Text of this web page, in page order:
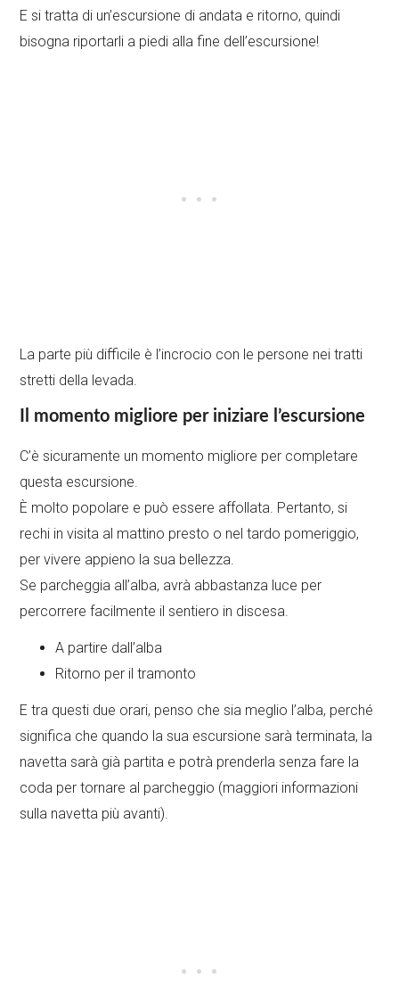
E si tratta di un’escursione di andata e ritorno, quindi
bisogna riportarli a piedi alla fine dell’escursione!
La parte più difficile è l’incrocio con le persone nei tratti
stretti della levada.
Il momento migliore per iniziare l’escursione
C’è sicuramente un momento migliore per completare
questa escursione.
È molto popolare e può essere affollata. Pertanto, si
rechi in visita al mattino presto o nel tardo pomeriggio,
per vivere appieno la sua bellezza.
Se parcheggia all’alba, avrà abbastanza luce per
percorrere facilmente il sentiero in discesa.
A partire dall’alba
Ritorno per il tramonto
E tra questi due orari, penso che sia meglio l’alba, perché
significa che quando la sua escursione sarà terminata, la
navetta sarà già partita e potrà prenderla senza fare la
coda per tornare al parcheggio (maggiori informazioni
sulla navetta più avanti).